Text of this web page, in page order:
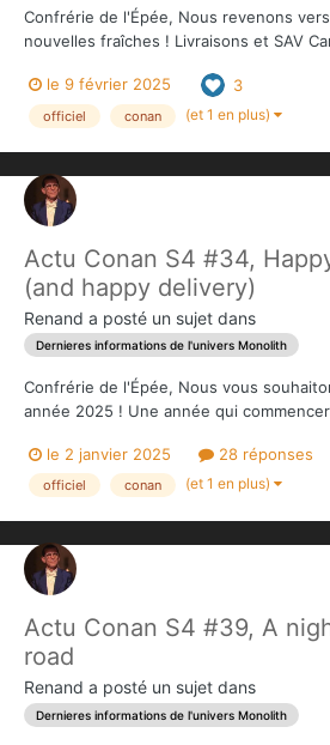
Confrérie de l'Épée, Nous revenons
nouvelles fraîches ! Livraisons et SAV
https://www.pnplogistics.ca/contact-us/
devraient être terminées la semaine
le 9 février 2025 3
officiel conan (et 1 en plus)
Actu Conan S4 #34,
(and happy delivery)
Renand a posté un sujet dans
Dernieres informations de l'univers Monolith
Confrérie de l'Épée, Nous vous
année 2025 ! Une année qui
arriveront très prochainement dans les
au cours des prochaines semaines. L...
le 2 janvier 2025 28 réponses
officiel conan (et 1 en plus)
Actu Conan S4 #39, A
road
Renand a posté un sujet dans
Dernieres informations de l'univers Monolith